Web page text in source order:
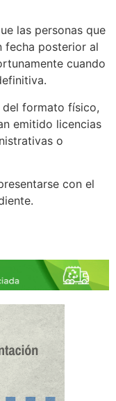
las personas que
fecha posterior al
cuando
del formato físico,
emitido licencias
o
con el